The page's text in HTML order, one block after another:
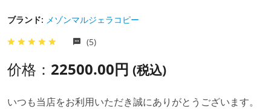
ブランド: メゾンマルジェラコピー
(5)
价格： 22500.00円 (税込)
いつも当店をお利用いただき誠にありがとうございます。